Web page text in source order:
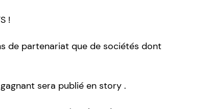
!
de partenariat que de sociétés dont
sera publié en story .